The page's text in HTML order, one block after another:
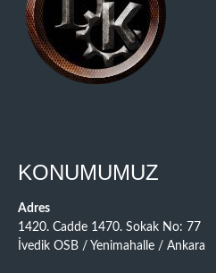
KONUMUMUZ
Adres
1420. Cadde 1470. Sokak No: 77
İvedik OSB / Yenimahalle / Ankara